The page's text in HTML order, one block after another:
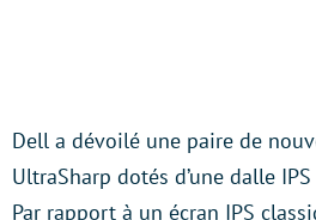
Dell a dévoilé une paire de
UltraSharp dotés d’une dalle
Par rapport à un écran IPS